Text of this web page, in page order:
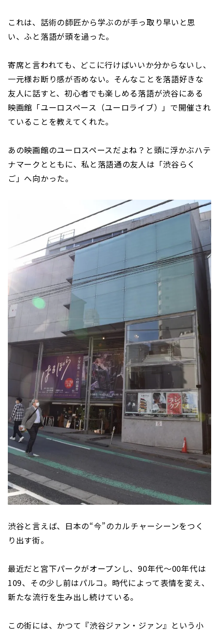
これは、話術の師匠から学ぶのが手っ取り早いと思
い、ふと落語が頭を過った。
寄席と言われても、どこに行けばいいか分からないし、
一元様お断り感が否めない。そんなことを落語好きな
友人に話すと、初心者でも楽しめる落語が渋谷にある
映画館「ユーロスペース（ユーロライブ）」で開催され
ていることを教えてくれた。
あの映画館のユーロスペースだよね？と頭に浮かぶハテ
ナマークとともに、私と落語通の友人は「渋谷らく
ご」へ向かった。
渋谷と言えば、日本の“今”のカルチャーシーンをつく
り出す街。
最近だと宮下パークがオープンし、90年代〜00年代は
109、その少し前はパルコ。時代によって表情を変え、
新たな流行を生み出し続けている。
この街には、かつて『渋谷ジァン・ジァン』という小